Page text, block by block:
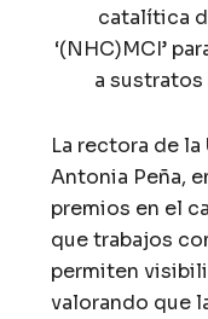
catalítica
‘(NHC)MCI’
a sustratos
La rectora de
Antonia Peña,
premios en el
que trabajos
permiten
valorando que